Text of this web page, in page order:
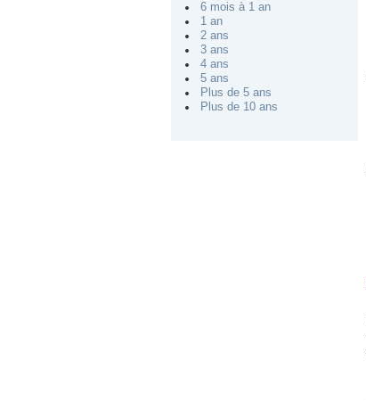
6 mois à 1 an
1 an
2 ans
3 ans
4 ans
5 ans
Plus de 5 ans
Plus de 10 ans